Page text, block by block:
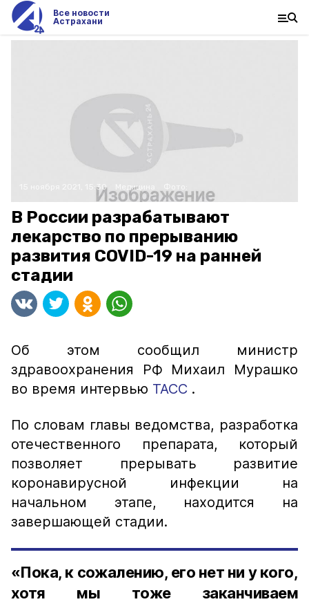
Все новости
Астрахани
15 ноября 2021, 15:30 Медицина
В России разрабатывают
лекарство по прерыванию
развития COVID-19 на ранней
стадии
Об этом сообщил министр
здравоохранения РФ Михаил Мурашко
во время интервью ТАСС .
По словам главы ведомства, разработка
отечественного препарата, который
позволяет прерывать развитие
коронавирусной инфекции на
начальном этапе, находится на
завершающей стадии.
«Пока, к сожалению, его нет ни у кого,
хотя мы тоже заканчиваем